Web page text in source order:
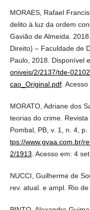
MORAES, Rafael
delito à luz da ordem
Gavião de Almeida.
Direito) – Faculdade de
Paulo, 2018. Disponível
oniveis/2/2137/tde-
cao_Original.pdf. Acesso
MORATO, Adriane dos
teorias do crime. Revista
Pombal, PB, v. 1, n. 4,
tps://www.gvaa.com.br/
2/1913 . Acesso em: 4
NUCCI, Guilherme de
rev. atual. e ampl. Rio